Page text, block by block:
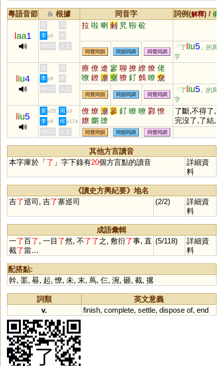
粵語音節 & 根據 同音字 詞例(解釋) / 備
aa1
黃 周 拉 啦 喇 剌 旯 鞡 砬
李 p9
何
HKLS
人文
同聲同韻 同韻同調 同聲同調
「了 iu5 」的異
字
iu4
黃 周 療 僚 遼 寥 聊 撩 繚 燎 佬
嘹 鐐 潦 寮 獠 釕 鷯 瞭 尞
膋 嫽 嶚 敹 橑 膫 簝 蟟 豂
飂 飉 屪 憭 顟 窷 镽 憀 嵺
翏 漻
李 p9
何
HKLS
人文
同聲同韻 同韻同調 同聲同調
「了 iu5 」的異
字
iu5
黃 p25 周 p3 僚 燎 潦 蓼 釕 瞭 暸 鄝 憭
嫽 嬼 镽
了斷,不得了,沒
完沒了,了結,了
解,了得,了事,
了當,了然,了
案,了願,了悟,
了債,末了,罷
了,了不起,免不
了,不了了之,不
甚了了
李 p9 何 p174
HKLS 人文 同聲同韻 同韻同調 同聲同調
其他方言讀音
本字庫於「了 」字下錄有20個方言點的讀音
詳細資
料
《讀史方輿紀要》地名
吉了巡司, 吉了寨巡司 (2/2)
詳細資
料
成語彙輯
一了百了, 一目 了然, 不了了之, 敷衍了事, 直
截了當…
(5/118)
詳細資
料
配搭點:
幹, 罣, 晷, 起,憭, 未, 末, 蔦, 仨, 涴, 砸, 截, 撂
詞類
英文意義
v.
finish, complete, settle, dispose of, end